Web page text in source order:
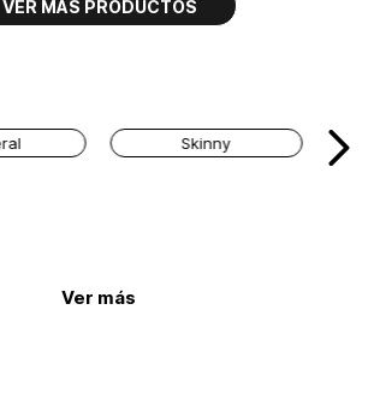
Skinny
Ver más